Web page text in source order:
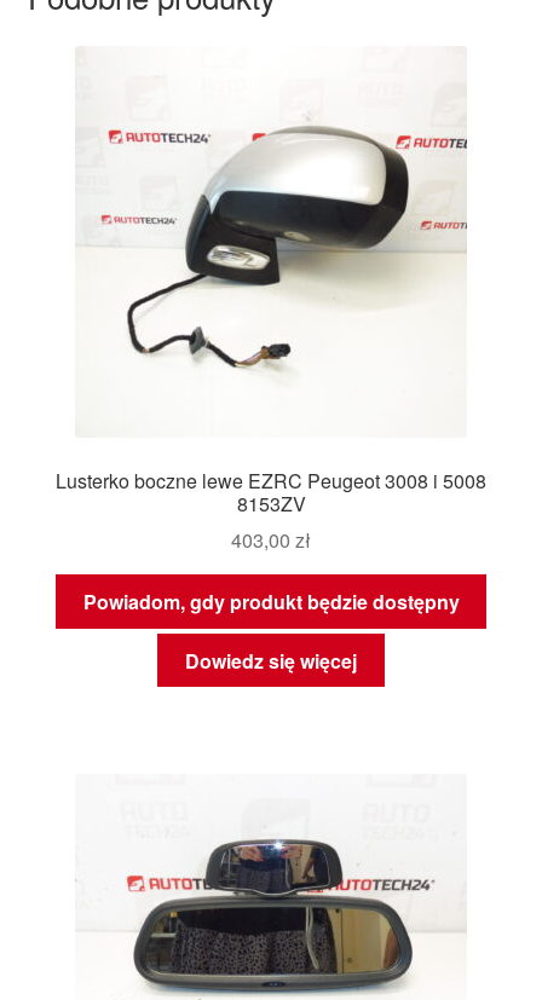
Lusterko boczne lewe EZRC Peugeot 3008 i 5008
8153ZV
403,00 zł
Powiadom, gdy produkt będzie dostępny
Dowiedz się więcej